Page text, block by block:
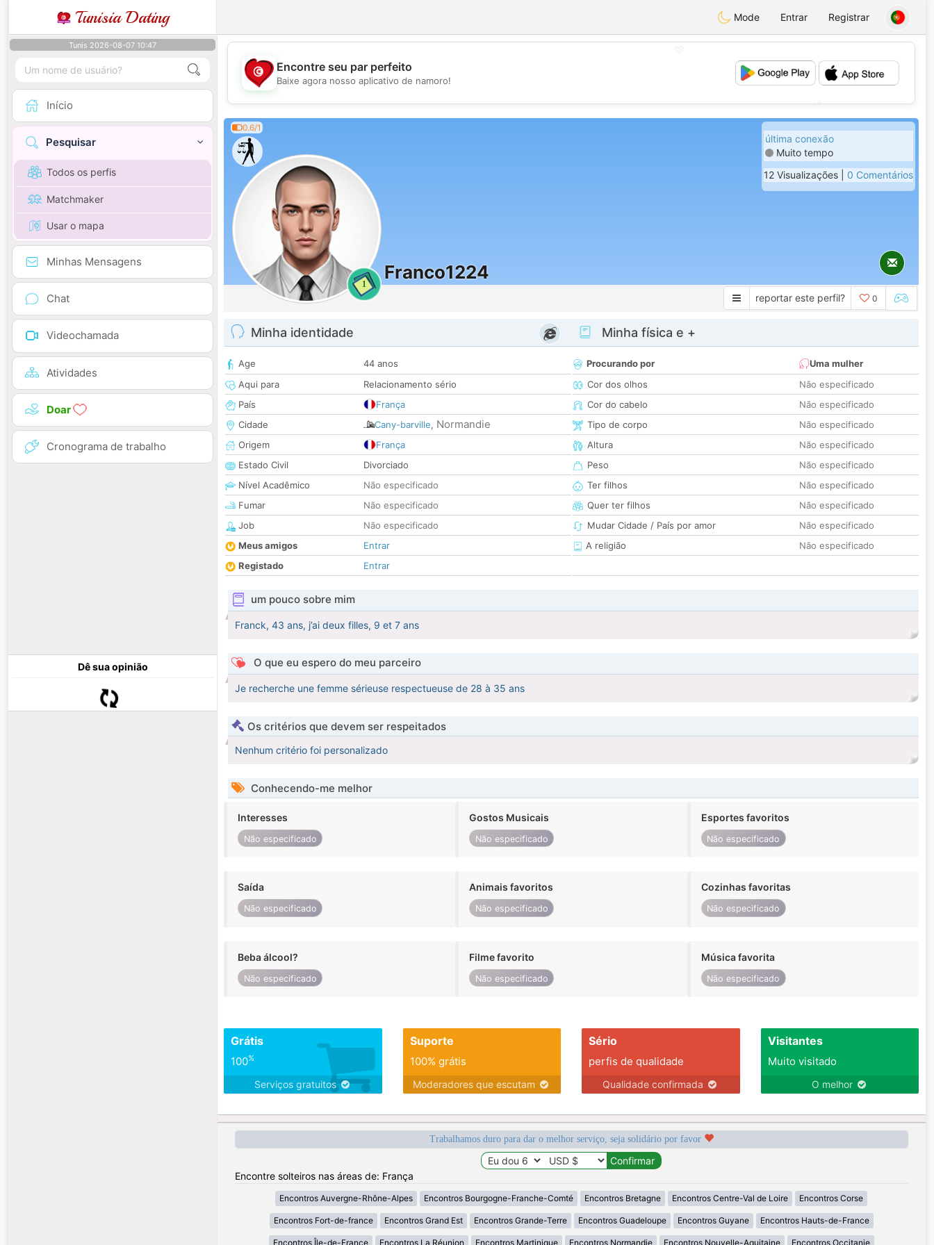
Tunisia Dating Mode Entrar Registrar
Tunis 2026-08-07 10:47
Início
Pesquisar
Todos os perfis
Matchmaker
Usar o mapa
Minhas Mensagens
Chat
Videochamada
Atividades
Doar
Cronograma de trabalho
Dê sua opinião
💖
Encontre seu par perfeito
Baixe agora nosso aplicativo de namoro!
0.6/1
1
Franco1224
última conexão
Muito tempo
12 Visualizações | 0 Comentários
reportar este perfil? 0
Minha identidade
Age
44 anos
Aqui para
Relacionamento sério
País
França
Cidade
Cany-barville, Normandie
Origem
França
Estado Civil
Divorciado
Nível Acadêmico
Não especificado
Fumar
Não especificado
Job
Não especificado
Meus amigos
Entrar
Registado
Entrar
Minha física e +
Procurando por
Uma mulher
Cor dos olhos
Não especificado
Cor do cabelo
Não especificado
Tipo de corpo
Não especificado
Altura
Não especificado
Peso
Não especificado
Ter filhos
Não especificado
Quer ter filhos
Não especificado
Mudar Cidade / País por amor
Não especificado
A religião
Não especificado
um pouco sobre mim
Franck, 43 ans, j’ai deux filles, 9 et 7 ans
O que eu espero do meu parceiro
Je recherche une femme sérieuse respectueuse de 28 à 35 ans
Os critérios que devem ser respeitados
Nenhum critério foi personalizado
Conhecendo-me melhor
Interesses
Não especificado
Gostos Musicais
Não especificado
Esportes favoritos
Não especificado
Saída
Não especificado
Animais favoritos
Não especificado
Cozinhas favoritas
Não especificado
Beba álcool?
Não especificado
Filme favorito
Não especificado
Música favorita
Não especificado
Grátis
100%
Serviços gratuitos
Suporte
100% grátis
Moderadores que escutam
Sério
perfis de qualidade
Qualidade confirmada
Visitantes
Muito visitado
O melhor
Trabalhamos duro para dar o melhor serviço, seja solidário por favor
Encontre solteiros nas áreas de: França
Encontros Auvergne-Rhône-Alpes Encontros Bourgogne-Franche-Comté Encontros Bretagne Encontros Centre-Val de Loire Encontros Corse
Encontros Fort-de-france Encontros Grand Est Encontros Grande-Terre Encontros Guadeloupe Encontros Guyane Encontros Hauts-de-France
Encontros Île-de-France Encontros La Réunion Encontros Martinique Encontros Normandie Encontros Nouvelle-Aquitaine Encontros Occitanie